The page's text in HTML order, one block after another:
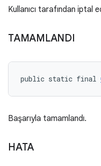
Kullanıcı tarafından iptal
TAMAMLANDI
public static final
Başarıyla tamamlandı.
HATA